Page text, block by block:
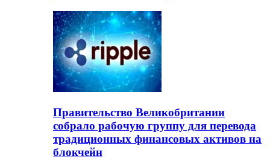
Правительство Великобритании
собрало рабочую группу для перевода
традиционных финансовых активов на
блокчейн